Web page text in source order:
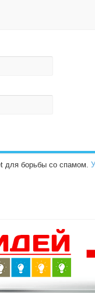
для борьбы со спамом.